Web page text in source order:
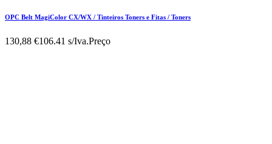
OPC Belt MagiColor CX/WX / Tinteiros Toners e Fitas / Toners
130,88 €106.41 s/Iva.Preço